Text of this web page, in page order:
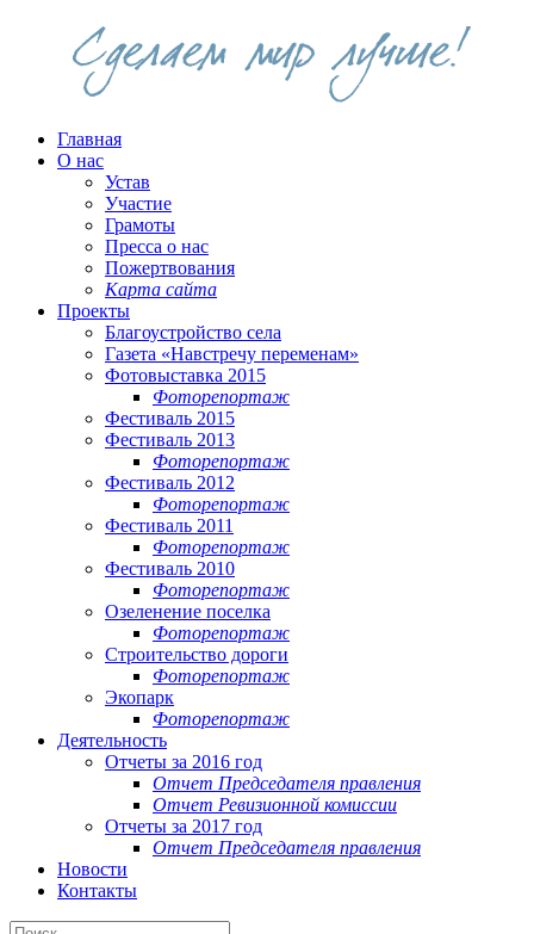
Главная
О нас
Устав
Участие
Грамоты
Пресса о нас
Пожертвования
Карта сайта
Проекты
Благоустройство села
Газета «Навстречу переменам»
Фотовыставка 2015
Фоторепортаж
Фестиваль 2015
Фестиваль 2013
Фоторепортаж
Фестиваль 2012
Фоторепортаж
Фестиваль 2011
Фоторепортаж
Фестиваль 2010
Фоторепортаж
Озеленение поселка
Фоторепортаж
Строительство дороги
Фоторепортаж
Экопарк
Фоторепортаж
Деятельность
Отчеты за 2016 год
Отчет Председателя правления
Отчет Ревизионной комиссии
Отчеты за 2017 год
Отчет Председателя правления
Новости
Контакты